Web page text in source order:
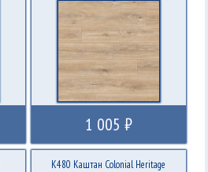
1 005 ₽
K480 Каштан Colonial Heritage